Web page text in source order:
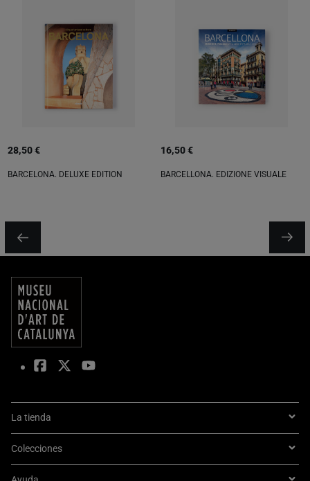
28,50 €
BARCELONA. DELUXE EDITION
16,50 €
BARCELLONA. EDIZIONE VISUALE
La tienda
Colecciones